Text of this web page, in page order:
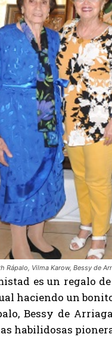
Rápalo, Vilma Karow, Bessy de
es un regalo
haciendo un
Bessy de
habilidosas